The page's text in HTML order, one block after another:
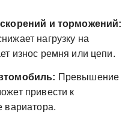
и торможений:
нагрузку на
износ ремня или цепи.
Превышение
привести к
вариатора.